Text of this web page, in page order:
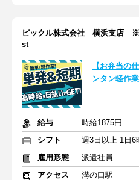
ピックル株式会社 横浜支店 ※
st
【お弁当の
ンタン軽作
給与
時給1875円
シフト
雇用形態
派遣社員
アクセス
溝の口駅